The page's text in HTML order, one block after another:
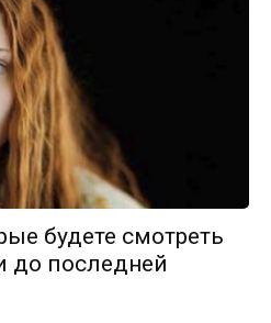
будете смотреть
до последней